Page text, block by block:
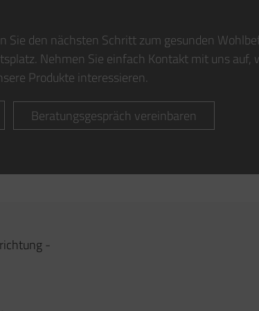
Sie den nächsten Schritt zum gesunden
Nehmen Sie einfach Kontakt mit uns auf,
Produkte interessieren.
Beratungsgespräch vereinbaren